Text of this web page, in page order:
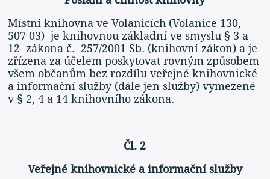
Místní knihovna ve Volanicích (Volanice 130,
507 03) je knihovnou základní ve smyslu § 3 a
12 zákona č. 257/2001 Sb. (knihovní zákon) a je
zřízena za účelem poskytovat rovným způsobem
všem občanům bez rozdílu veřejné knihovnické
a informační služby (dále jen služby) vymezené
v § 2, 4 a 14 knihovního zákona.
Čl. 2
Veřejné knihovnické a informační služby